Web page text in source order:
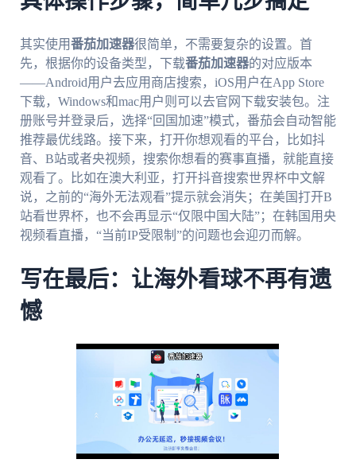
其实使用番茄加速器很简单，不需要复杂的设置。首
先，根据你的设备类型，下载番茄加速器的对应版本
——Android用户去应用商店搜索，iOS用户在App Store
下载，Windows和mac用户则可以去官网下载安装包。注
册账号并登录后，选择“回国加速”模式，番茄会自动智能
推荐最优线路。接下来，打开你想观看的平台，比如抖
音、B站或者央视频，搜索你想看的赛事直播，就能直接
观看了。比如在澳大利亚，打开抖音搜索世界杯中文解
说，之前的“海外无法观看”提示就会消失；在美国打开B
站看世界杯，也不会再显示“仅限中国大陆”；在韩国用央
视频看直播，“当前IP受限制”的问题也会迎刃而解。
写在最后：让海外看球不再有遗
憾